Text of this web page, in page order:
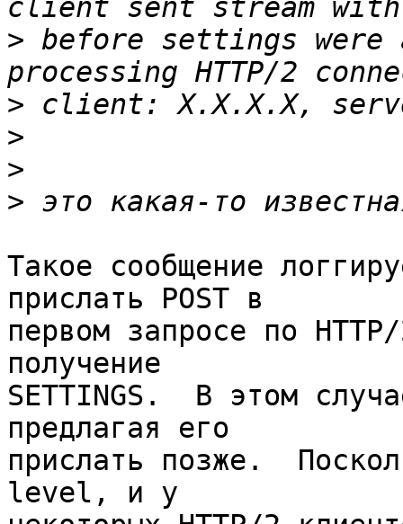
> before settings were
>
>
>
>
Такое сообщение
прислать POST в
первом запросе по
получение
SETTINGS.  В этом
предлагая его
прислать позже.
level, и у